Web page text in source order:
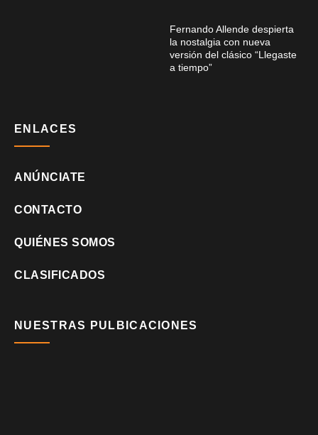
Fernando Allende despierta
la nostalgia con nueva
versión del clásico “Llegaste
a tiempo”
ENLACES
ANÚNCIATE
CONTACTO
QUIÉNES SOMOS
CLASIFICADOS
NUESTRAS PULBICACIONES